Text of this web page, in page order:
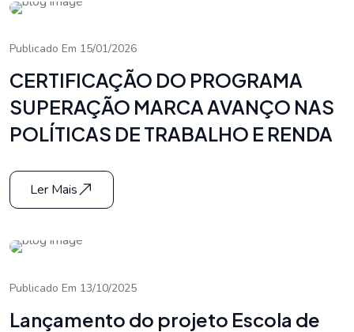
Publicado Em 15/01/2026
CERTIFICAÇÃO DO PROGRAMA
SUPERAÇÃO MARCA AVANÇO NAS
POLÍTICAS DE TRABALHO E RENDA
Ler Mais
Publicado Em 13/10/2025
Lançamento do projeto Escola de